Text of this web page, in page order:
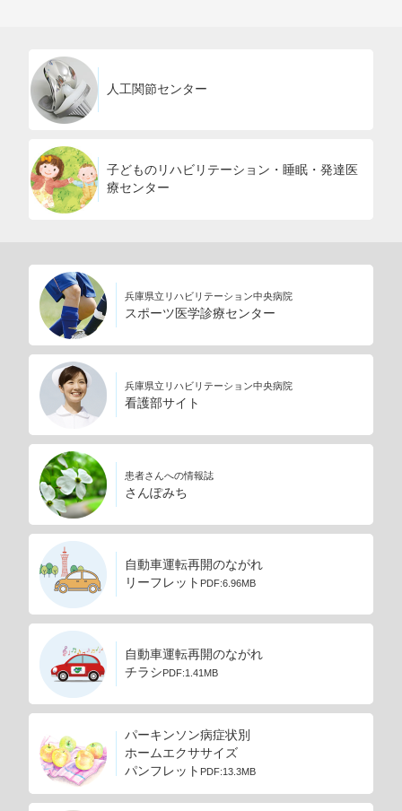
人工関節センター
子どものリハビリテーション・睡眠・発達医
療センター
兵庫県立リハビリテーション中央病院
スポーツ医学診療センター
兵庫県立リハビリテーション中央病院
看護部サイト
患者さんへの情報誌
さんぽみち
自動車運転再開のながれ
リーフレット PDF:6.96MB
自動車運転再開のながれ
チラシPDF:1.41MB
パーキンソン病症状別
ホームエクササイズ
パンフレット PDF:13.3MB